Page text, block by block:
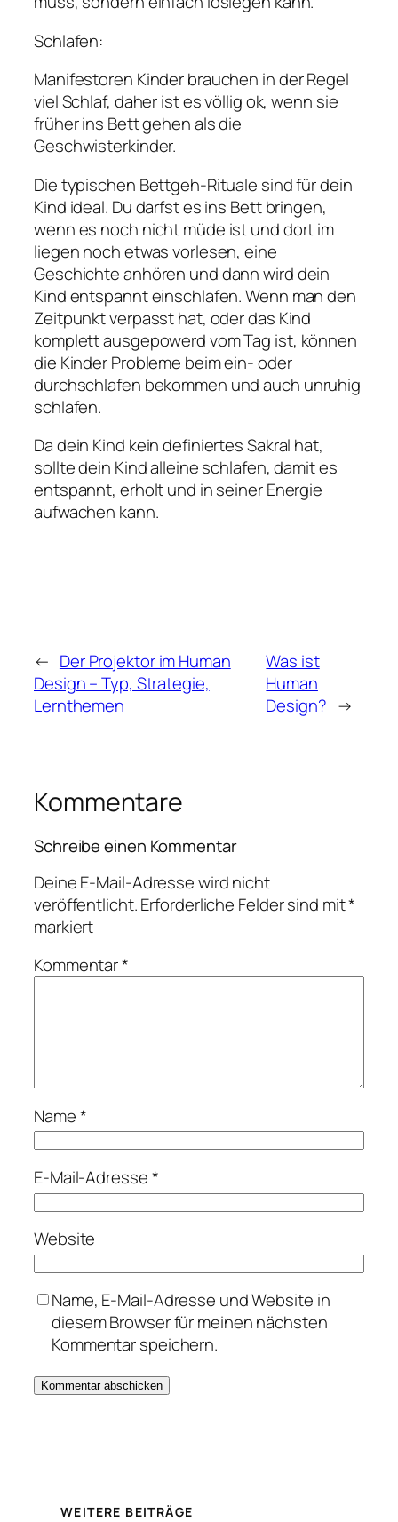
Schlafen:
Manifestoren Kinder brauchen in der Regel
viel Schlaf, daher ist es völlig ok, wenn sie
früher ins Bett gehen als die
Geschwisterkinder.
Die typischen Bettgeh-Rituale sind für dein
Kind ideal. Du darfst es ins Bett bringen,
wenn es noch nicht müde ist und dort im
liegen noch etwas vorlesen, eine
Geschichte anhören und dann wird dein
Kind entspannt einschlafen. Wenn man den
Zeitpunkt verpasst hat, oder das Kind
komplett ausgepowerd vom Tag ist, können
die Kinder Probleme beim ein- oder
durchschlafen bekommen und auch unruhig
schlafen.
Da dein Kind kein definiertes Sakral hat,
sollte dein Kind alleine schlafen, damit es
entspannt, erholt und in seiner Energie
aufwachen kann.
← Der Projektor im Human
Design – Typ, Strategie,
Lernthemen
Was ist
Human
Design? →
Kommentare
Schreibe einen Kommentar
Deine E-Mail-Adresse wird nicht
veröffentlicht.Erforderliche Felder sind mit*
markiert
Kommentar*
Name*
E-Mail-Adresse*
Website
Name, E-Mail-Adresse und Website in
diesem Browser für meinen nächsten
Kommentar speichern.
WEITERE BEITRÄGE